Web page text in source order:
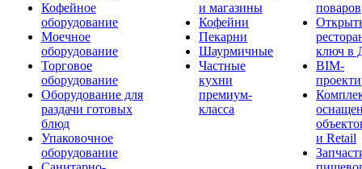
Кофейное
оборудование
Моечное
оборудование
Торговое
оборудование
Оборудование для
раздачи готовых
блюд
Упаковочное
оборудование
и магазины
Кофейни
Пекарни
Шаурмичные
Частные
кухни
премиум-
класса
поваров
ключ в
BIM-
и Retail